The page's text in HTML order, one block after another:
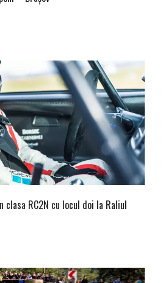
clasa RC2N cu locul doi la Raliul